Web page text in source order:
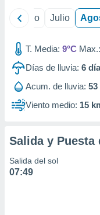
e
mediante
publicidad
de
Junio Julio
T. Media: 9°C Max.:
Días de lluvia: 6
Acum. de lluvia: 53
Viento medio: 15
Salida y Puesta
Salida del sol
07:49